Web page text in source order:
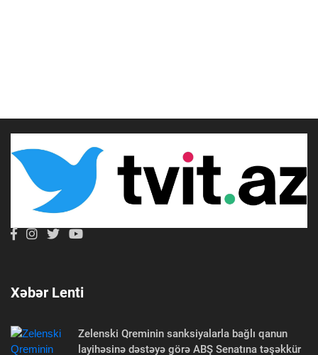
Xəbər Lenti
Zelenski Qreminin sanksiyalarla bağlı qanun
layihəsinə dəstəyə görə ABŞ Senatına təşəkkür